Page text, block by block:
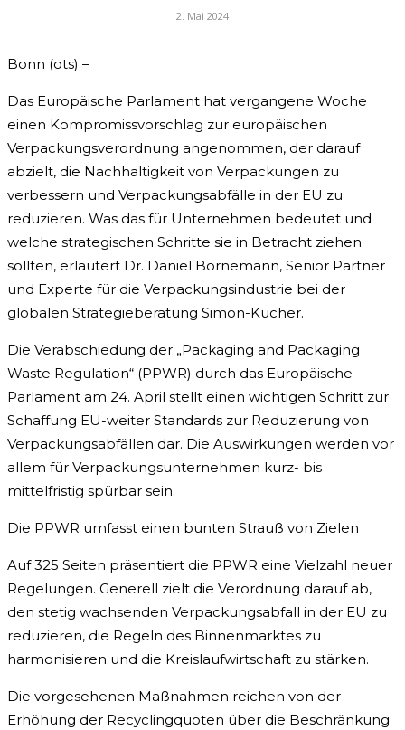
2. Mai 2024
Bonn (ots) –
Das Europäische Parlament hat vergangene Woche
einen Kompromissvorschlag zur europäischen
Verpackungsverordnung angenommen, der darauf
abzielt, die Nachhaltigkeit von Verpackungen zu
verbessern und Verpackungsabfälle in der EU zu
reduzieren. Was das für Unternehmen bedeutet und
welche strategischen Schritte sie in Betracht ziehen
sollten, erläutert Dr. Daniel Bornemann, Senior Partner
und Experte für die Verpackungsindustrie bei der
globalen Strategieberatung Simon-Kucher.
Die Verabschiedung der „Packaging and Packaging
Waste Regulation“ (PPWR) durch das Europäische
Parlament am 24. April stellt einen wichtigen Schritt zur
Schaffung EU-weiter Standards zur Reduzierung von
Verpackungsabfällen dar. Die Auswirkungen werden vor
allem für Verpackungsunternehmen kurz- bis
mittelfristig spürbar sein.
Die PPWR umfasst einen bunten Strauß von Zielen
Auf 325 Seiten präsentiert die PPWR eine Vielzahl neuer
Regelungen. Generell zielt die Verordnung darauf ab,
den stetig wachsenden Verpackungsabfall in der EU zu
reduzieren, die Regeln des Binnenmarktes zu
harmonisieren und die Kreislaufwirtschaft zu stärken.
Die vorgesehenen Maßnahmen reichen von der
Erhöhung der Recyclingquoten über die Beschränkung